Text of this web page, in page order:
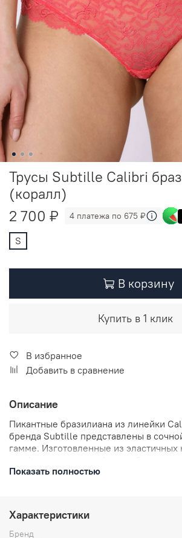
Трусы Subtille Calibri
(коралл)
2 700 ₽
4 платежа по 675 ₽
S
В корзину
Купить в 1 клик
В избранное
Добавить в сравнение
Описание
Пикантные бразилиана из линейки
бренда Subtille представлены в
гамме. Изготовленные из эластичных
талии, в то время как задняя часть
дополнят романтический наряд.
Особенности:
Показать полностью
Характеристики
Бренд